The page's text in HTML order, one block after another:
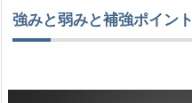
強みと弱みと補強ポイント